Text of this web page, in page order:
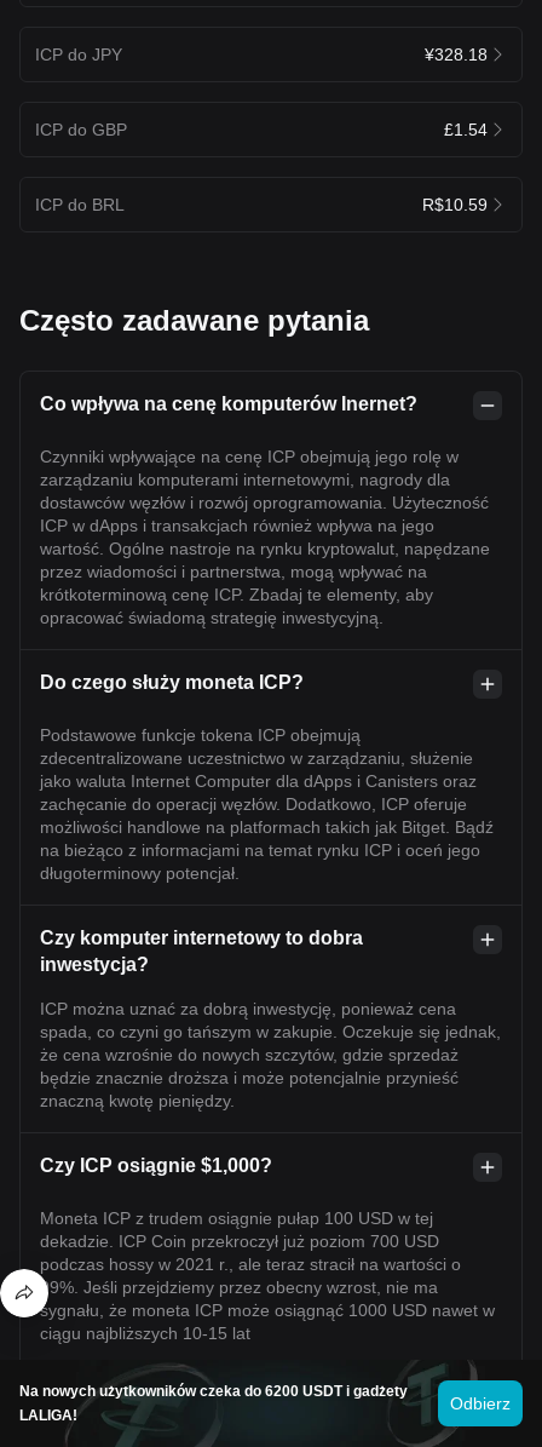
ICP do JPY ¥328.18
ICP do GBP £1.54
ICP do BRL R$10.59
Często zadawane pytania
Co wpływa na cenę komputerów Inernet?
Czynniki wpływające na cenę ICP obejmują jego rolę w
zarządzaniu komputerami internetowymi, nagrody dla
dostawców węzłów i rozwój oprogramowania. Użyteczność
ICP w dApps i transakcjach również wpływa na jego
wartość. Ogólne nastroje na rynku kryptowalut, napędzane
przez wiadomości i partnerstwa, mogą wpływać na
krótkoterminową cenę ICP. Zbadaj te elementy, aby
opracować świadomą strategię inwestycyjną.
Do czego służy moneta ICP?
Podstawowe funkcje tokena ICP obejmują
zdecentralizowane uczestnictwo w zarządzaniu, służenie
jako waluta Internet Computer dla dApps i Canisters oraz
zachęcanie do operacji węzłów. Dodatkowo, ICP oferuje
możliwości handlowe na platformach takich jak Bitget. Bądź
na bieżąco z informacjami na temat rynku ICP i oceń jego
długoterminowy potencjał.
Czy komputer internetowy to dobra
inwestycja?
ICP można uznać za dobrą inwestycję, ponieważ cena
spada, co czyni go tańszym w zakupie. Oczekuje się jednak,
że cena wzrośnie do nowych szczytów, gdzie sprzedaż
będzie znacznie droższa i może potencjalnie przynieść
znaczną kwotę pieniędzy.
Czy ICP osiągnie $1,000?
Moneta ICP z trudem osiągnie pułap 100 USD w tej
dekadzie. ICP Coin przekroczył już poziom 700 USD
podczas hossy w 2021 r., ale teraz stracił na wartości o
99%. Jeśli przejdziemy przez obecny wzrost, nie ma
sygnału, że moneta ICP może osiągnąć 1000 USD nawet w
ciągu najbliższych 10-15 lat
Czy ICP jest stabilną monetą?
Na nowych użytkowników czeka do 6200 USDT i gadżety
LALIGA!
Odbierz